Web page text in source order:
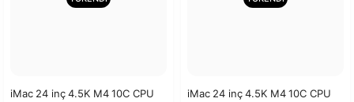
iMac 24 inç 4.5K M4 10C CPU
iMac 24 inç 4.5K M4 10C CPU